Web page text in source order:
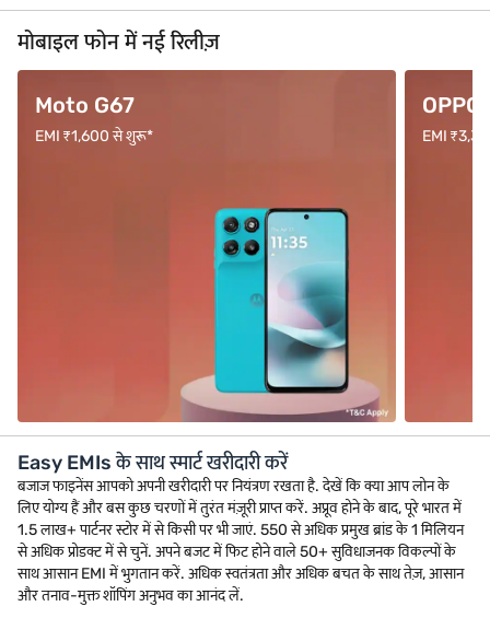
मोबाइल फोन में नई रिलीज़
Moto G67
EMI ₹1,600 से शुरू*
OPPO
EMI
Easy EMIs के साथ स्मार्ट खरीदारी करें
बजाज फाइनेंस आपको अपनी खरीदारी पर नियंत्रण रखता है. देखें कि क्या आप लोन के
लिए योग्य हैं और बस कुछ चरणों में तुरंत मंज़ूरी प्राप्त करें. अप्रूव होने के बाद, पूरे भारत में
1.5 लाख+ पार्टनर स्टोर में से किसी पर भी जाएं. 550 से अधिक प्रमुख ब्रांड के 1 मिलियन
से अधिक प्रोडक्ट में से चुनें. अपने बजट में फिट होने वाले 50+ सुविधाजनक विकल्पों के
साथ आसान EMI में भुगतान करें. अधिक स्वतंत्रता और अधिक बचत के साथ तेज़, आसान
और तनाव-मुक्त शॉपिंग अनुभव का आनंद लें.